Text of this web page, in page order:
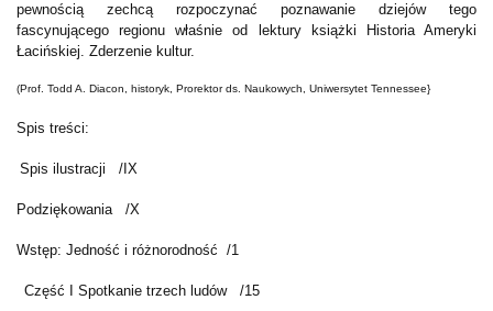
pewnością zechcą rozpoczynać poznawanie dziejów tego
fascynującego regionu właśnie od lektury książki Historia Ameryki
Łacińskiej. Zderzenie kultur.
(Prof. Todd A. Diacon, historyk, Prorektor ds. Naukowych, Uniwersytet Tennessee}
Spis treści:
Spis ilustracji /IX
Podziękowania /X
Wstęp: Jedność i różnorodność /1
Część I Spotkanie trzech ludów /15